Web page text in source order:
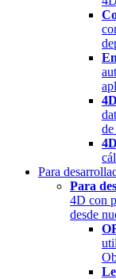
Para
Para
4D con
desde